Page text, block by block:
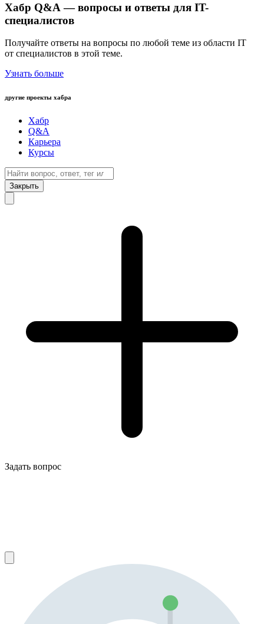
Хабр Q&A — вопросы и ответы для IT-
специалистов
Получайте ответы на вопросы по любой теме из области IT
от специалистов в этой теме.
Узнать больше
другие проекты хабра
Хабр
Q&A
Карьера
Курсы
Закрыть
Задать вопрос